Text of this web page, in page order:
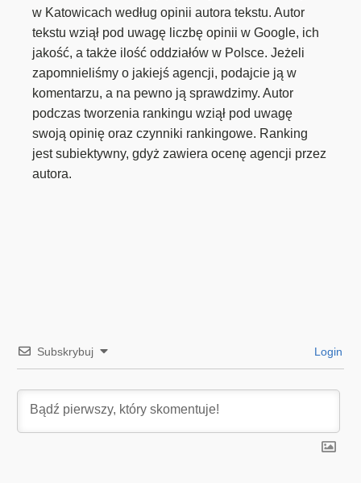
w Katowicach według opinii autora tekstu. Autor
tekstu wziął pod uwagę liczbę opinii w Google, ich
jakość, a także ilość oddziałów w Polsce. Jeżeli
zapomnieliśmy o jakiejś agencji, podajcie ją w
komentarzu, a na pewno ją sprawdzimy. Autor
podczas tworzenia rankingu wziął pod uwagę
swoją opinię oraz czynniki rankingowe. Ranking
jest subiektywny, gdyż zawiera ocenę agencji przez
autora.
Subskrybuj Login